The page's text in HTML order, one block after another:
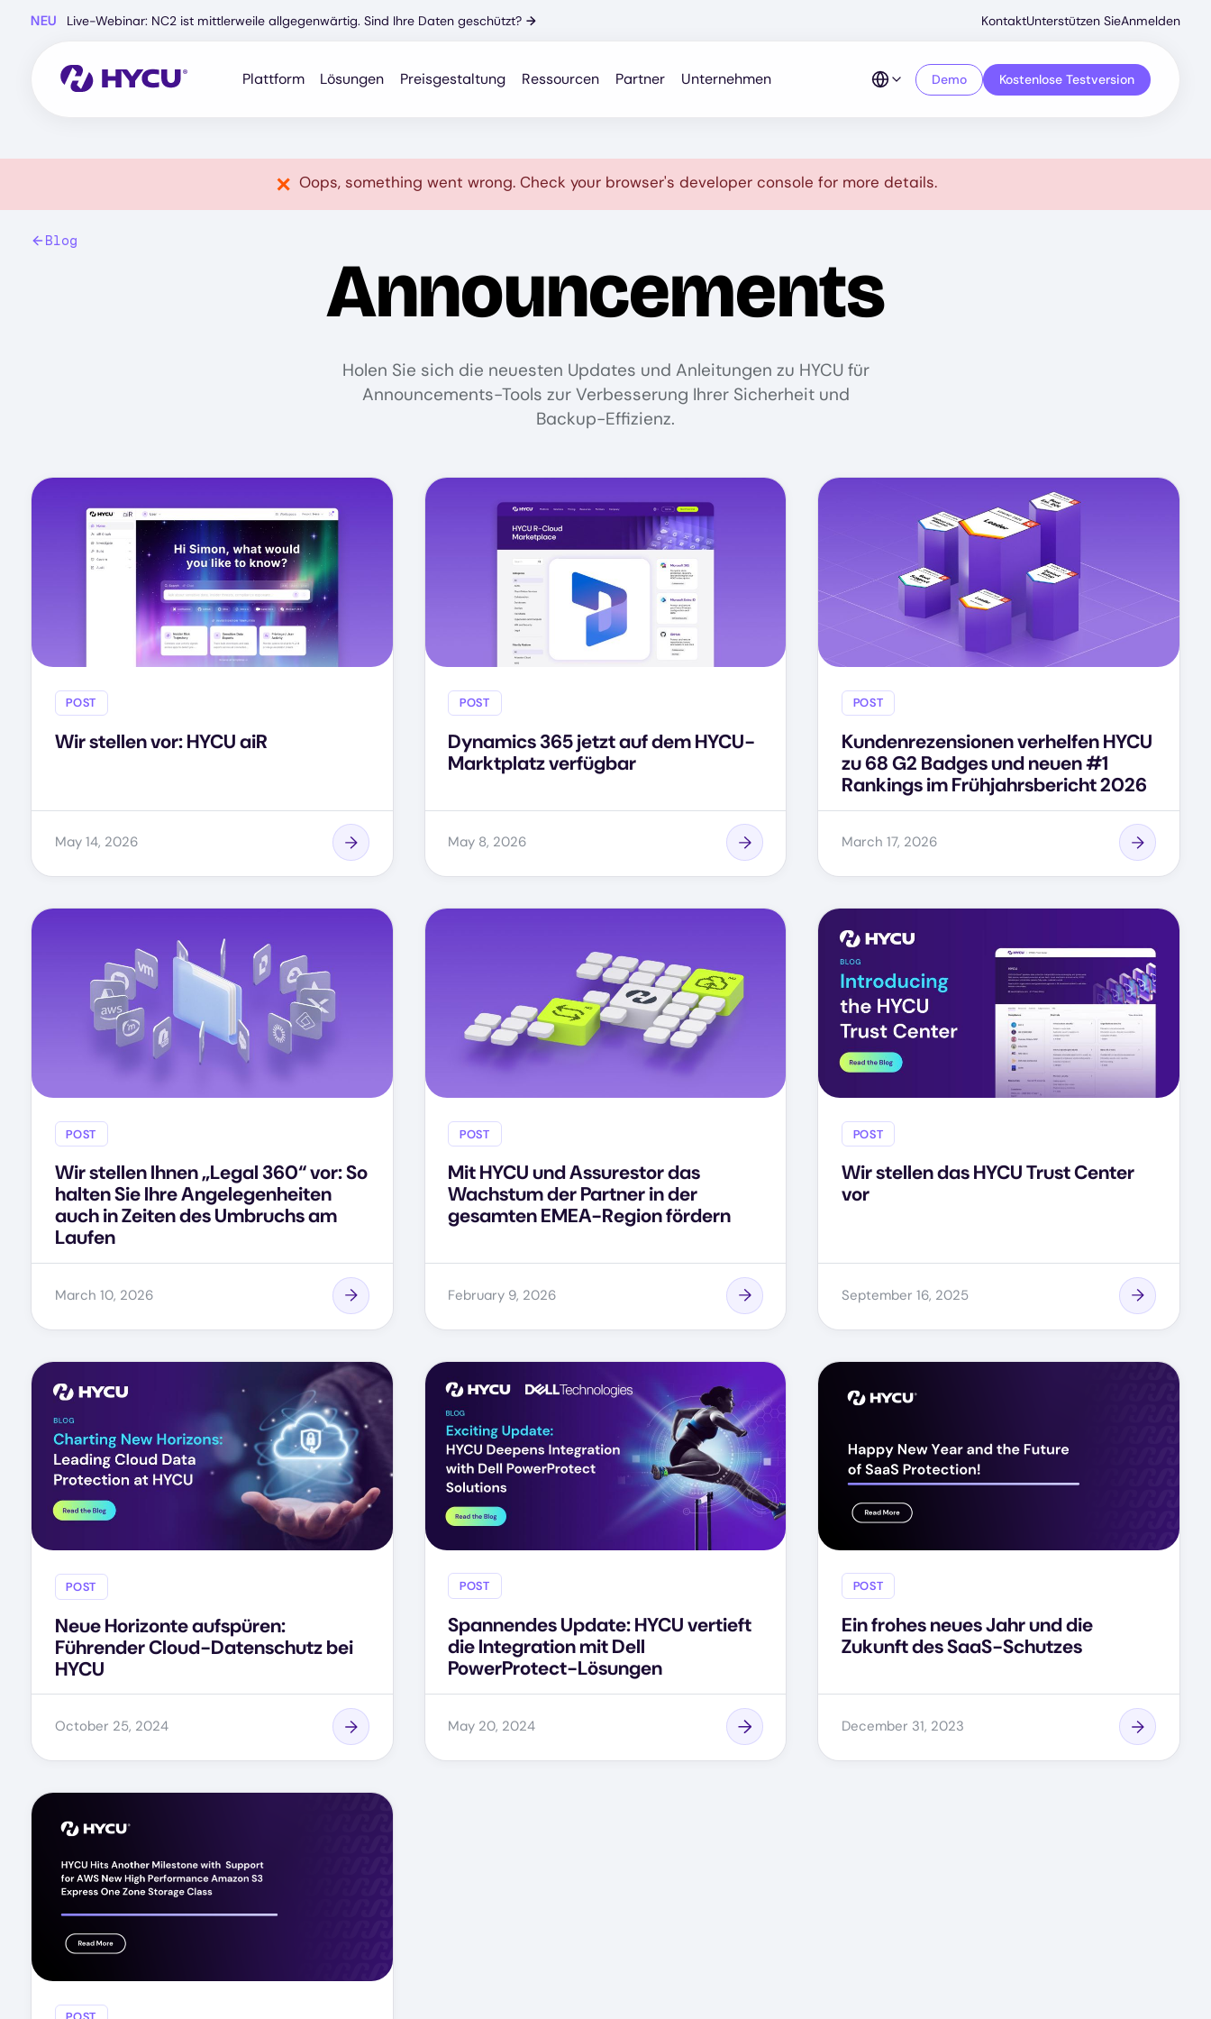
Hauptinhalt
NEU Live-Webinar: NC2 ist mittlerweile allgegenwärtig. Sind Ihre Daten geschützt? →
Menu
KontaktUnterstützen SieAnmelden
Plattform Lösungen Preisgestaltung Ressourcen Partner Unternehmen Demo Kostenlose Testversion
Oops, something went wrong. Check your browser's developer console for more details.
Blog
Announcements
Holen Sie sich die neuesten Updates und Anleitungen zu HYCU für
Announcements-Tools zur Verbesserung Ihrer Sicherheit und
Backup-Effizienz.
POST
Wir stellen vor: HYCU aiR
May 14, 2026
POST
Dynamics 365 jetzt auf dem HYCU-
Marktplatz verfügbar
May 8, 2026
POST
Kundenrezensionen verhelfen HYCU
zu 68 G2 Badges und neuen #1
Rankings im Frühjahrsbericht 2026
March 17, 2026
POST
Wir stellen Ihnen „Legal 360“ vor: So
halten Sie Ihre Angelegenheiten
auch in Zeiten des Umbruchs am
Laufen
March 10, 2026
POST
Mit HYCU und Assurestor das
Wachstum der Partner in der
gesamten EMEA-Region fördern
February 9, 2026
POST
Wir stellen das HYCU Trust Center
vor
September 16, 2025
POST
Neue Horizonte aufspüren:
Führender Cloud-Datenschutz bei
HYCU
October 25, 2024
POST
Spannendes Update: HYCU vertieft
die Integration mit Dell
PowerProtect-Lösungen
May 20, 2024
POST
Ein frohes neues Jahr und die
Zukunft des SaaS-Schutzes
December 31, 2023